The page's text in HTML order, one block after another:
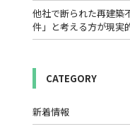
他社で断られた再建築
件」と考える方が現実
CATEGORY
新着情報